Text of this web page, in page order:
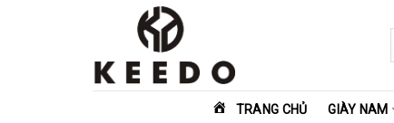
TRANG CHỦ GIÀY NAM